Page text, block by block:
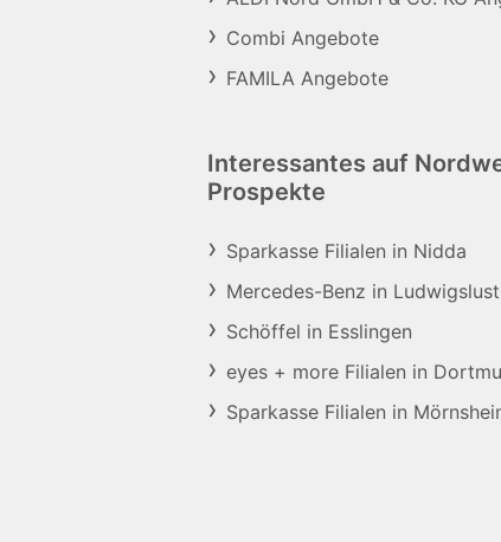
Combi Angebote
FAMILA Angebote
Interessantes auf
Prospekte
Sparkasse Filialen in Nidda
Mercedes-Benz in
Schöffel in Esslingen
eyes + more Filialen in
Sparkasse Filialen in